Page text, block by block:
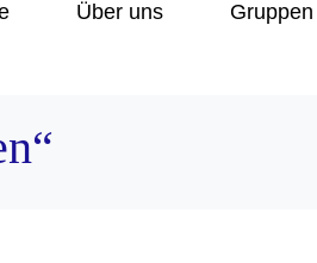
Über uns Gruppen